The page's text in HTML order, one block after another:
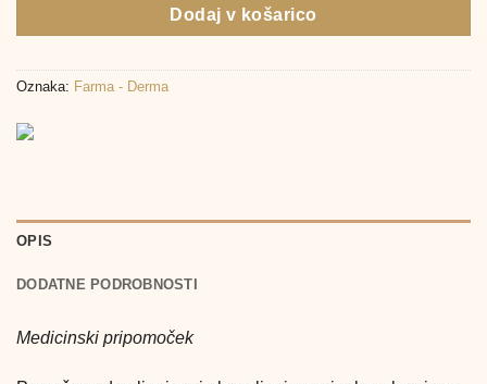
Dodaj v košarico
Oznaka: Farma - Derma
OPIS
DODATNE PODROBNOSTI
Medicinski pripomoček